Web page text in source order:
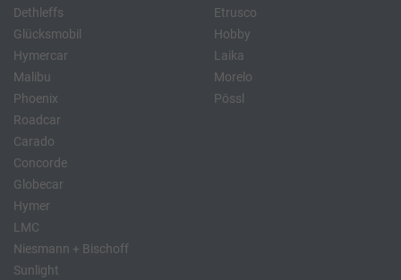
Dethleffs
Glücksmobil
Hymercar
Malibu
Phoenix
Roadcar
Etrusco
Hobby
Laika
Morelo
Pössl
Carado
Concorde
Globecar
Hymer
LMC
Niesmann + Bischoff
Sunlight